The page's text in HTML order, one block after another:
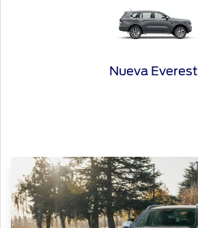
Nueva Everest